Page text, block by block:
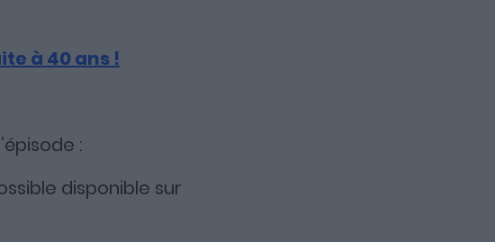
à 40 ans !
:
disponible sur